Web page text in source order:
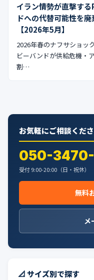
会社案内
🇺🇸
イラン情勢が直撃す
ドへの代替可能性を
【2026年5月】
2026年春のナフサショッ
ビーバンドが供給危機・
割…
お気軽にご相談くだ
050-
受付 9:00-20:00（日・祝休）
無料
メ
📐 サイズ別で探す